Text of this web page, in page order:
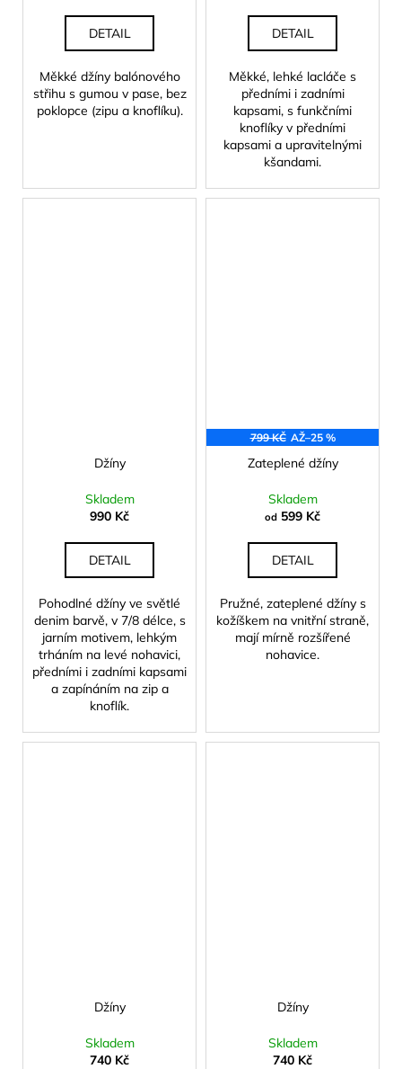
DETAIL
Měkké džíny balónového
střihu s gumou v pase, bez
poklopce (zipu a knoflíku).
DETAIL
Měkké, lehké lacláče s
předními i zadními
kapsami, s funkčními
knoflíky v předními
kapsami a upravitelnými
kšandami.
Džíny
Skladem
990 Kč
DETAIL
Pohodlné džíny ve světlé
denim barvě, v 7/8 délce, s
jarním motivem, lehkým
trháním na levé nohavici,
předními i zadními kapsami
a zapínáním na zip a
knoflík.
799 KČ AŽ–25 %
Zateplené džíny
Skladem
od 599 Kč
DETAIL
Pružné, zateplené džíny s
kožíškem na vnitřní straně,
mají mírně rozšířené
nohavice.
Džíny
Skladem
740 Kč
Džíny
Skladem
740 Kč